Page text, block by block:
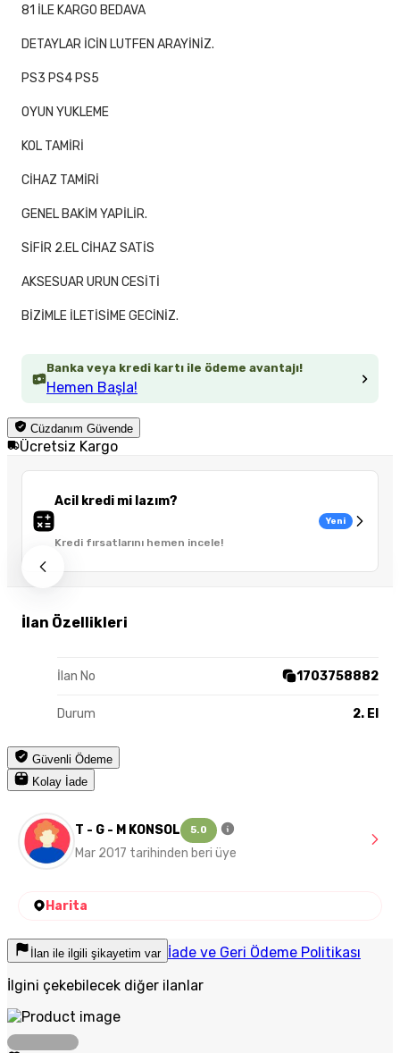
Banka veya kredi kartı ile ödeme avantajı!
Hemen Başla!
Cüzdanım Güvende
Ücretsiz Kargo
Acil kredi mi lazım?
Kredi fırsatlarını hemen incele!
Yeni
İlan Özellikleri
İlan No 1703758882
Durum 2. El
Güvenli Ödeme
Kolay İade
81 İLE KARGO BEDAVA
DETAYLAR İCİN LUTFEN ARAYİNİZ.
PS3 PS4 PS5
OYUN YUKLEME
KOL TAMİRİ
CİHAZ TAMİRİ
GENEL BAKİM YAPİLİR.
SİFİR 2.EL CİHAZ SATİS
AKSESUAR URUN CESİTİ
BİZİMLE İLETİSİME GECİNİZ.
T - G - M KONSOL 5.0
Mar 2017 tarihinden beri üye
Harita
İlan ile ilgili şikayetim var İade ve Geri Ödeme Politikası
İlgini çekebilecek diğer ilanlar